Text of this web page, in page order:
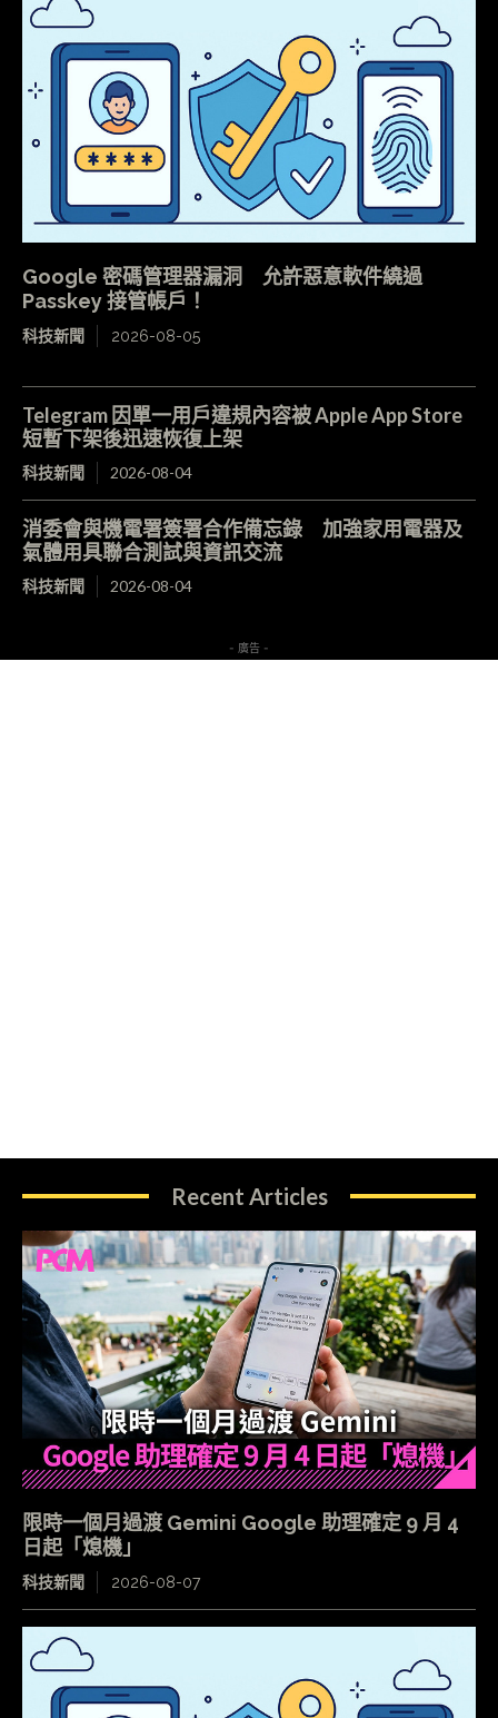
Google 密碼管理器漏洞 允許惡意軟件繞過
Passkey 接管帳戶！
科技新聞 2026-08-05
Telegram 因單一用戶違規內容被 Apple App Store
短暫下架後迅速恢復上架
科技新聞 2026-08-04
消委會與機電署簽署合作備忘錄 加強家用電器及
氣體用具聯合測試與資訊交流
科技新聞 2026-08-04
- 廣告 -
Recent Articles
限時一個月過渡 Gemini Google 助理確定 9 月 4
日起「熄機」
科技新聞 2026-08-07